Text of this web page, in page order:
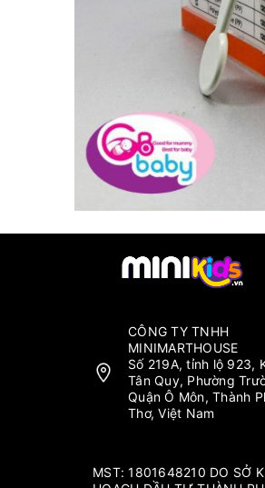
CÔNG TY TNHH
MINIMARTHOUSE
Số 219A, tỉnh lộ 923,
Tân Quy, Phường
Quận Ô Môn, Thành
Thơ, Việt Nam
MST: 1801648210 DO SỞ